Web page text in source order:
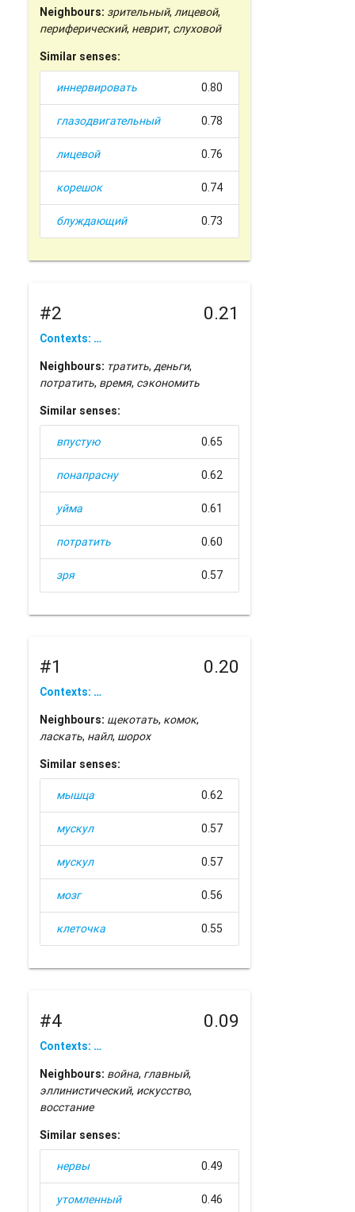
Neighbours: зрительный,лицевой,
периферический, неврит, слуховой
Similar senses:
иннервировать 0.80
глазодвигательный 0.78
лицевой 0.76
корешок 0.74
блуждающий 0.73
#2 0.21
Contexts: …
Neighbours: тратить,деньги,
потратить, время, сэкономить
Similar senses:
впустую 0.65
понапрасну 0.62
уйма 0.61
потратить 0.60
зря 0.57
#1 0.20
Contexts: …
Neighbours: щекотать, комок,
ласкать, найл, шорох
Similar senses:
мышца 0.62
мускул 0.57
мускул 0.57
мозг 0.56
клеточка 0.55
#4 0.09
Contexts: …
Neighbours: война, главный,
эллинистический, искусство,
восстание
Similar senses:
нервы 0.49
утомленный 0.46